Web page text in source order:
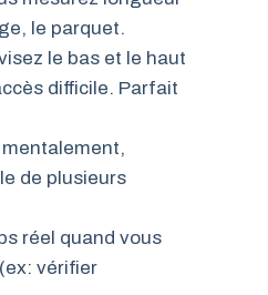
le parquet.
le bas et le haut
difficile. Parfait
de plusieurs
réel quand vous
vérifier